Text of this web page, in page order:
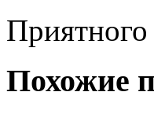
Приятного
Похожие